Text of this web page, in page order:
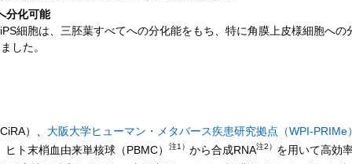
分化可能
細胞は、三胚葉すべてへの分化能をもち、特に角膜上皮様細胞への
した。
）、 大阪大学ヒューマン・メタバース疾患研究拠点（WPI-PRIMe）
ト末梢血由来単核球（PBMC）
注1） から合成RNA注2）
を用いて高効